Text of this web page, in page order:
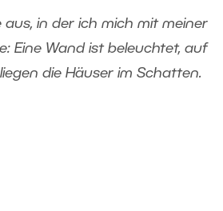
aus, in der ich mich mit meiner
Eine Wand ist beleuchtet, auf
die Häuser im Schatten.